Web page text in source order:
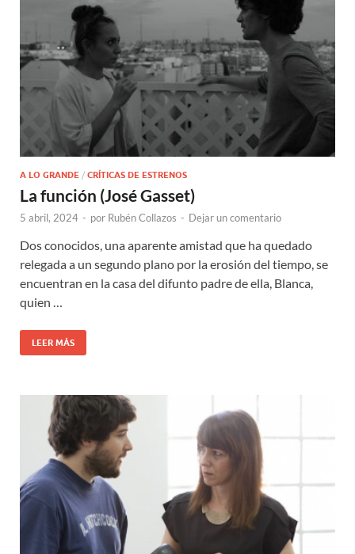
A LO GRANDE / CRÍTICAS DE ESTRENOS
La función (José Gasset)
5 abril, 2024 - por Rubén Collazos - Dejar un comentario
Dos conocidos, una aparente amistad que ha quedado
relegada a un segundo plano por la erosión del tiempo, se
encuentran en la casa del difunto padre de ella, Blanca,
quien …
LEER MÁS